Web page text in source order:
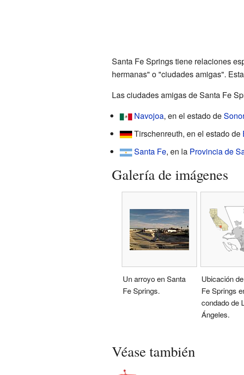
Santa Fe Springs tiene relaciones
hermanas" o "ciudades amigas".
Las ciudades amigas de Santa Fe
Navojoa, en el estado de
Tirschenreuth, en el estado de
Santa Fe, en la Provincia de
Galería de imágenes
Un arroyo en Santa
Fe Springs.
Ubicación
Fe Springs
condado de
Ángeles.
Véase también